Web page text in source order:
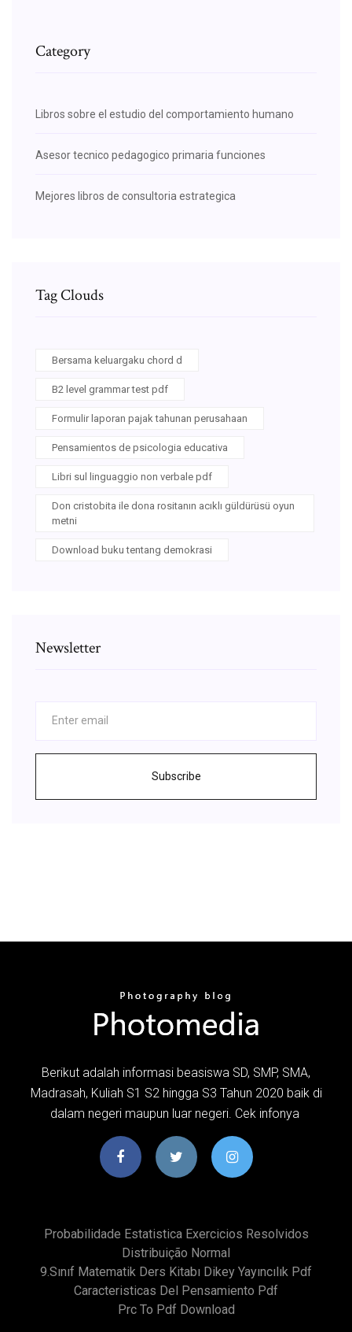
Category
Libros sobre el estudio del comportamiento humano
Asesor tecnico pedagogico primaria funciones
Mejores libros de consultoria estrategica
Tag Clouds
Bersama keluargaku chord d
B2 level grammar test pdf
Formulir laporan pajak tahunan perusahaan
Pensamientos de psicologia educativa
Libri sul linguaggio non verbale pdf
Don cristobita ile dona rositanın acıklı güldürüsü oyun
metni
Download buku tentang demokrasi
Newsletter
Subscribe
Berikut adalah informasi beasiswa SD, SMP, SMA,
Madrasah, Kuliah S1 S2 hingga S3 Tahun 2020 baik di
dalam negeri maupun luar negeri. Cek infonya
Probabilidade Estatistica Exercicios Resolvidos
Distribuição Normal
9.sınıf Matematik Ders Kitabı Dikey Yayıncılık Pdf
Caracteristicas Del Pensamiento Pdf
Prc To Pdf Download